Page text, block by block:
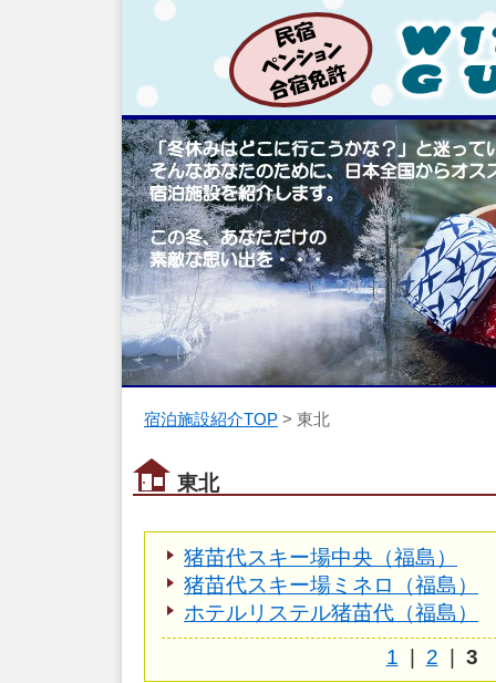
宿泊施設紹介TOP > 東北
東北
猪苗代スキー場中央（福島）
猪苗代スキー場ミネロ（福島）
ホテルリステル猪苗代（福島）
1
2 3